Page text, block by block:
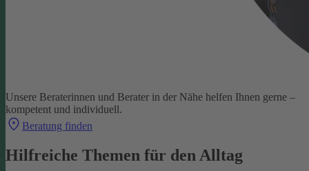
Unsere Beraterinnen und Berater in der Nähe helfen Ihnen gerne –
kompetent und individuell.
Beratung finden
Hilfreiche Themen für den Alltag